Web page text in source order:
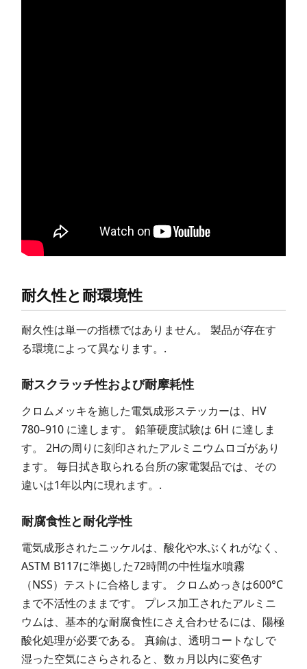
耐久性と耐環境性
耐久性は単一の指標ではありません。 製品が存在す
る環境によって異なります。.
耐スクラッチ性および耐摩耗性
クロムメッキを施した電気成形ステッカーは、HV
780–910 に達します。 鉛筆硬度試験は 6H に達しま
す。 2Hの周りに刻印されたアルミニウムロゴがあり
ます。 毎日拭き取られる台所の家電製品では、その
違いは1年以内に現れます。.
耐腐食性と耐化学性
電気成形されたニッケルは、酸化や水ぶくれがなく、
ASTM B117に準拠した72時間の中性塩水噴霧
（NSS）テストに合格します。 クロムめっきは600°C
まで不活性のままです。 プレス加工されたアルミニ
ウムは、基本的な耐腐食性にさえ合わせるには、陽極
酸化処理が必要である。 真鍮は、透明コートなしで
湿った空気にさらされると、数ヵ月以内に変色す